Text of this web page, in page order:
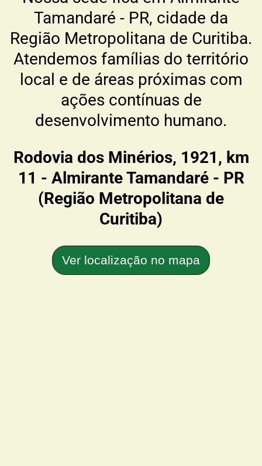
Tamandaré - PR, cidade da
Região Metropolitana de Curitiba.
Atendemos famílias do território
local e de áreas próximas com
ações contínuas de
desenvolvimento humano.
Rodovia dos Minérios, 1921, km
11 - Almirante Tamandaré - PR
(Região Metropolitana de
Curitiba)
Ver localização no mapa